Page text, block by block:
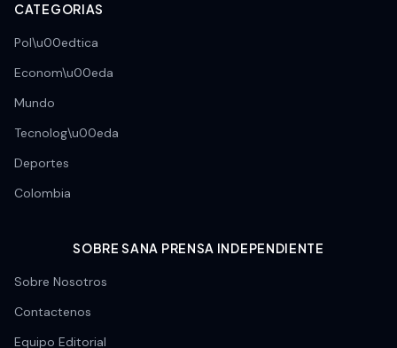
CATEGORIAS
Pol\u00edtica
Econom\u00eda
Mundo
Tecnolog\u00eda
Deportes
Colombia
SOBRE SANA PRENSA INDEPENDIENTE
Sobre Nosotros
Contactenos
Equipo Editorial